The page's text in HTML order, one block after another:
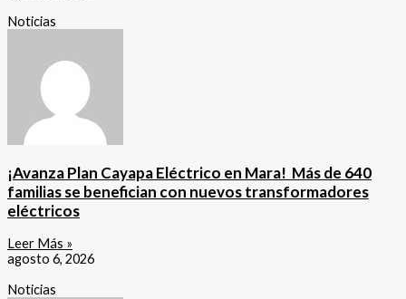
Noticias
¡Avanza Plan Cayapa Eléctrico en Mara! ‎ ‎Más de 640
familias se benefician con nuevos transformadores
eléctricos
Leer Más »
agosto 6, 2026
Noticias